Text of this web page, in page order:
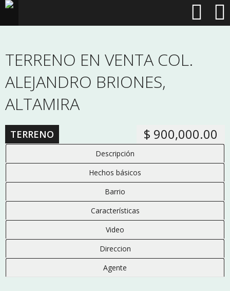
TERRENO EN VENTA COL.
ALEJANDRO BRIONES,
ALTAMIRA
TERRENO $ 900,000.00
Descripción
Hechos básicos
Barrio
Características
Video
Direccion
Agente